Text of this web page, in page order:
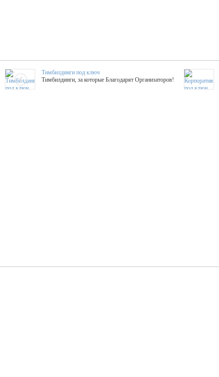
Тимбилдинги под ключ
Тимбилдинги, за которые Благодарят Организаторов!